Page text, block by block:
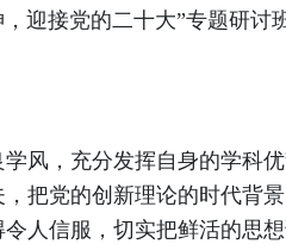
迎接党的二十大”专题研讨
风，充分发挥自身的学科
把党的创新理论的时代背景
人信服，切实把鲜活的思